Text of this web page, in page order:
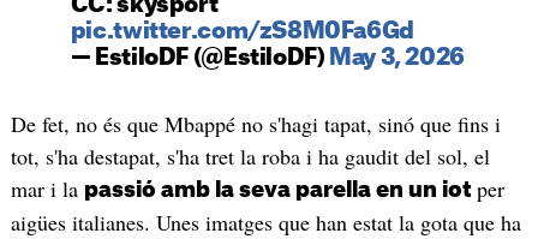
CC: skysport
pic.twitter.com/zS8M0Fa6Gd
— EstiloDF (@EstiloDF) May 3, 2026
De fet, no és que Mbappé no s'hagi tapat, sinó que fins i
tot, s'ha destapat, s'ha tret la roba i ha gaudit del sol, el
mar i la passió amb la seva parella en un iot per
aigües italianes. Unes imatges que han estat la gota que ha